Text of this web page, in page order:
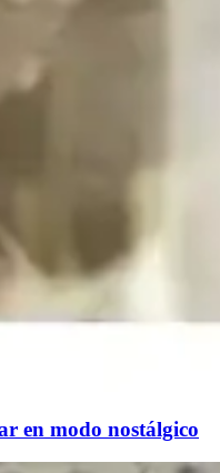
en modo nostálgico